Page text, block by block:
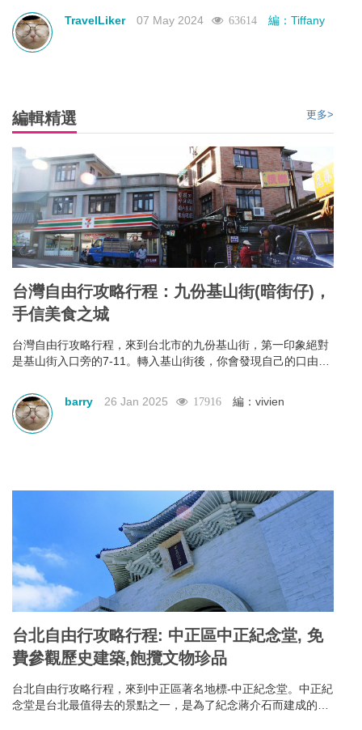
高逹過百萬人流量一日。
TravelLiker 07 May 2024 63614 編：Tiffany
編輯精選 更多>
台灣自由行攻略行程：九份基山街(暗街仔)，
手信美食之城
台灣自由行攻略行程，來到台北市的九份基山街，第一印象絕對
是基山街入口旁的7-11。轉入基山街後，你會發現自己的口由你
整條街上林立滿目的美食。有深坑烤臭豆腐、九份傳統魚丸、綜
合魚丸湯、紅糟素肉圓、花生卷、油蔥粿、芋仔粿等等。基山街
絕對是追求keep fit體態的人，特別是女士門的一大挑戰。
barry 26 Jan 2025 17916 編：vivien
台北自由行攻略行程: 中正區中正紀念堂, 免
費參觀歷史建築,飽攬文物珍品
台北自由行攻略行程，來到中正區著名地標-中正紀念堂。中正紀
念堂是台北最值得去的景點之一，是為了紀念蔣介石而建成的。